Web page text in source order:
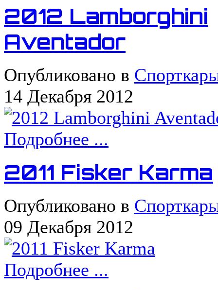
2012 Lamborghini
Aventador
Опубликовано в
14 Декабря 2012
Подробнее ...
2011 Fisker Karma
Опубликовано в
09 Декабря 2012
Подробнее ...